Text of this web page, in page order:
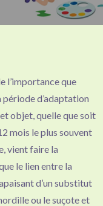
l’importance que
d’adaptation
objet, quelle que soit
mois le plus souvent
vient faire la
le lien entre la
d’un substitut
ou le suçote et